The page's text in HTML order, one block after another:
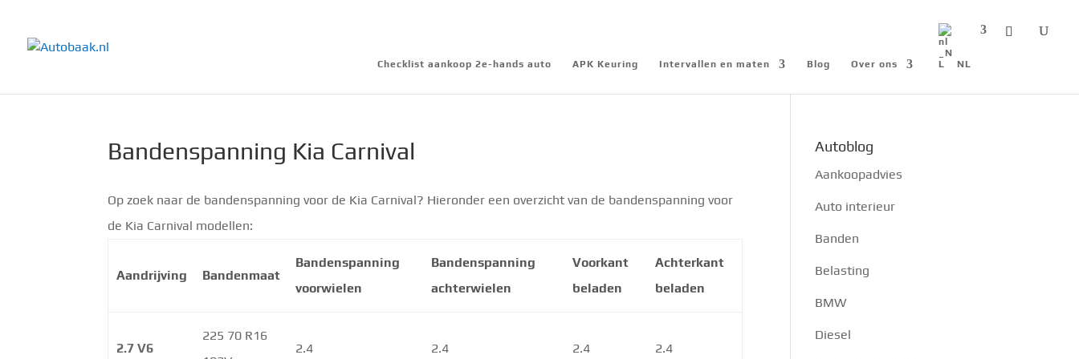
Checklist aankoop 2e-hands auto APK Keuring Intervallen en maten Blog Over ons NL
Bandenspanning Kia Carnival
Op zoek naar de bandenspanning voor de Kia Carnival? Hieronder een overzicht van de bandenspanning voor
de Kia Carnival modellen:
Aandrijving Bandenmaat
Bandenspanning
voorwielen
Bandenspanning
achterwielen
Voorkant
beladen
Achterkant
beladen
2.7 V6
225 70 R16
2.4 2.4 2.4 2.4
Autoblog
Aankoopadvies
Auto interieur
Banden
Belasting
BMW
Diesel